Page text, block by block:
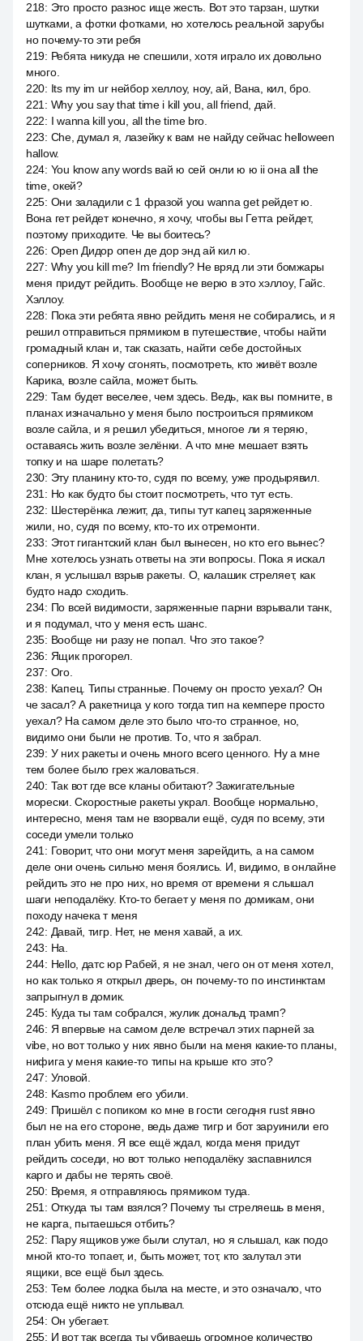
218: Это просто разнос ище жесть. Вот это тарзан, шутки
шутками, а фотки фотками, но хотелось реальной зарубы
но почему-то эти ребя
219: Ребята никуда не спешили, хотя играло их довольно
много.
220: Its my im ur нейбор хеллоу, ноу, ай, Вана, кил, бро.
221 : Why you say that time i kill you, all friend, дай.
222: I wanna kill you, all the time bro.
223: Che, думал я, лазейку к вам не найду сейчас helloween
hallow.
224: You know any words вай ю сей онли ю ю ii она all the
time, окей?
225: Они заладили с 1 фразой you wanna get рейдет ю.
Вона гет рейдет конечно, я хочу, чтобы вы Гетта рейдет,
поэтому приходите. Че вы боитесь?
226: Open Дидор опен де дор энд ай кил ю.
227: Why you kill me? Im friendly? Не вряд ли эти бомжары
меня придут рейдить. Вообще не верю в это хэллоу, Гайс.
Хэллоу.
228: Пока эти ребята явно рейдить меня не собирались, и я
решил отправиться прямиком в путешествие, чтобы найти
громадный клан и, так сказать, найти себе достойных
соперников. Я хочу сгонять, посмотреть, кто живёт возле
Карика, возле сайла, может быть.
229: Там будет веселее, чем здесь. Ведь, как вы помните, в
планах изначально у меня было построиться прямиком
возле сайла, и я решил убедиться, многое ли я теряю,
оставаясь жить возле зелёнки. А что мне мешает взять
топку и на шаре полетать?
230: Эту планину кто-то, судя по всему, уже продырявил.
231 : Но как будто бы стоит посмотреть, что тут есть.
232: Шестерёнка лежит, да, типы тут капец заряженные
жили, но, судя по всему, кто-то их отремонти.
233: Этот гигантский клан был вынесен, но кто его вынес?
Мне хотелось узнать ответы на эти вопросы. Пока я искал
клан, я услышал взрыв ракеты. О, калашик стреляет, как
будто надо сходить.
234: По всей видимости, заряженные парни взрывали танк,
и я подумал, что у меня есть шанс.
235: Вообще ни разу не попал. Что это такое?
236: Ящик прогорел.
237: Ого.
238: Капец. Типы странные. Почему он просто уехал? Он
че засал? А ракетница у кого тогда тип на кемпере просто
уехал? На самом деле это было что-то странное, но,
видимо они были не против. То, что я забрал.
239: У них ракеты и очень много всего ценного. Ну а мне
тем более было грех жаловаться.
240: Так вот где все кланы обитают? Зажигательные
морески. Скоростные ракеты украл. Вообще нормально,
интересно, меня там не взорвали ещё, судя по всему, эти
соседи умели только
241 : Говорит, что они могут меня зарейдить, а на самом
деле они очень сильно меня боялись. И, видимо, в онлайне
рейдить это не про них, но время от времени я слышал
шаги неподалёку. Кто-то бегает у меня по домикам, они
походу начека т меня
242: Давай, тигр. Нет, не меня хавай, а их.
243: На.
244: Hello, датс юр Рабей, я не знал, чего он от меня хотел,
но как только я открыл дверь, он почему-то по инстинктам
запрыгнул в домик.
245: Куда ты там собрался, жулик дональд трамп?
246: Я впервые на самом деле встречал этих парней за
vibe, но вот только у них явно были на меня какие-то планы,
нифига у меня какие-то типы на крыше кто это?
247: Уловой.
248: Kasmo проблем его убили.
249: Пришёл с попиком ко мне в гости сегодня rust явно
был не на его стороне, ведь даже тигр и бот заруинили его
план убить меня. Я все ещё ждал, когда меня придут
рейдить соседи, но вот только неподалёку заспавнился
карго и дабы не терять своё.
250: Время, я отправляюсь прямиком туда.
251 : Откуда ты там взялся? Почему ты стреляешь в меня,
не карга, пытаешься отбить?
252: Пару ящиков уже были слутал, но я слышал, как подо
мной кто-то топает, и, быть может, тот, кто залутал эти
ящики, все ещё был здесь.
253: Тем более лодка была на месте, и это означало, что
отсюда ещё никто не уплывал.
254: Он убегает.
255: И вот так всегда ты убиваешь огромное количество